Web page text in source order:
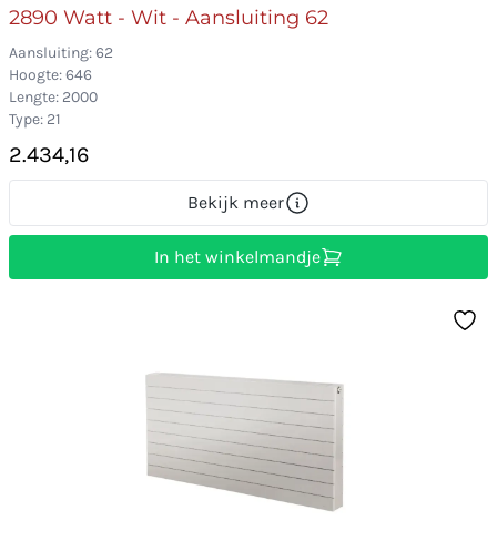
2890 Watt - Wit - Aansluiting 62
Aansluiting: 62
Hoogte: 646
Lengte: 2000
Type: 21
2.434,16
Bekijk meer
In het winkelmandje